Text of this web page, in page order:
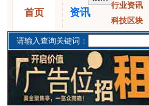
首页 资讯
行业资讯
科技区块
请输入查询关键词：